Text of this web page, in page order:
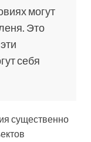
могут
Это
себя
существенно